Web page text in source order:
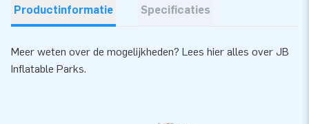
Productinformatie Specificaties
Meer weten over de mogelijkheden? Lees hier alles over JB
Inflatable Parks.